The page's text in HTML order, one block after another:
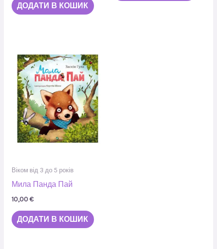
ДОДАТИ В КОШИК
Віком від 3 до 5 років
Мила Панда Пай
10,00€
ДОДАТИ В КОШИК